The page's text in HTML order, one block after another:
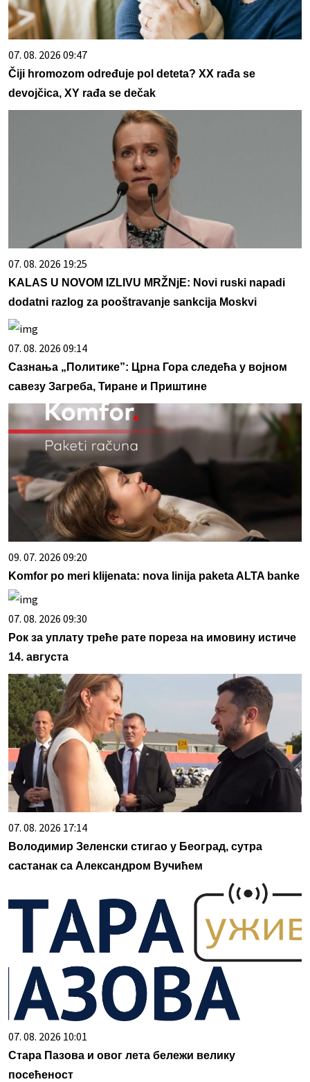
07. 08. 2026 09:47
Čiji hromozom određuje pol deteta? XX rađa se
devojčica, XY rađa se dečak
07. 08. 2026 19:25
KALAS U NOVOM IZLIVU MRŽNjE: Novi ruski napadi
dodatni razlog za pooštravanje sankcija Moskvi
07. 08. 2026 09:14
Сазнања „Политике”: Црна Гора следећа у војном
савезу Загреба, Тиране и Приштине
09. 07. 2026 09:20
Komfor po meri klijenata: nova linija paketa ALTA banke
07. 08. 2026 09:30
Рок за уплату треће рате пореза на имовину истиче
14. августа
07. 08. 2026 17:14
Володимир Зеленски стигао у Београд, сутра
састанак са Александром Вучићем
07. 08. 2026 10:01
Стара Пазова и овог лета бележи велику
посећеност